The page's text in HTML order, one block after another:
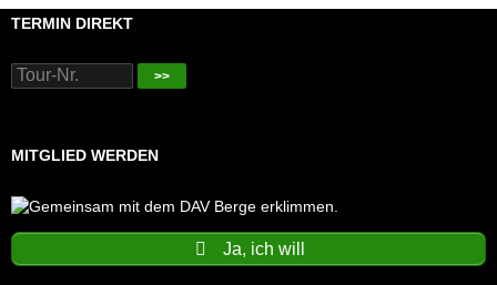
TERMIN DIREKT
>>
MITGLIED WERDEN
Ja, ich will